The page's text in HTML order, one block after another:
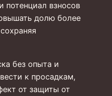
потенциал взносов
долю более
без опыта и
к просадкам,
от защиты от